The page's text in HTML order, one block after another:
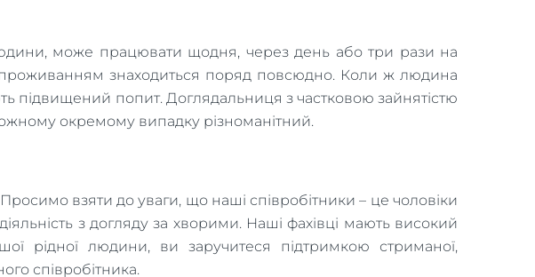
може працювати щодня, через день або три рази на
знаходиться поряд повсюдно. Коли ж людина
підвищений попит. Доглядальниця з частковою зайнятістю
окремому випадку різноманітний.
взяти до уваги, що наші співробітники – це чоловіки
з догляду за хворими. Наші фахівці мають високий
рідної людини, ви заручитеся підтримкою стриманої,
співробітника.